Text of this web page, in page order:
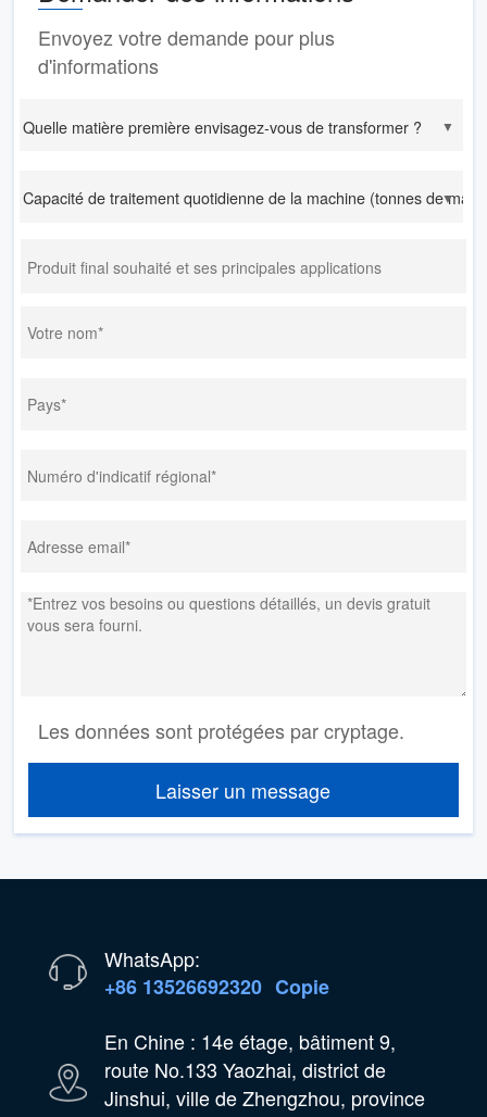
Envoyez votre demande pour plus
d'informations
Les données sont protégées par cryptage.
Laisser un message
WhatsApp:
+86 13526692320 Copie
En Chine : 14e étage, bâtiment 9,
route No.133 Yaozhai, district de
Jinshui, ville de Zhengzhou, province